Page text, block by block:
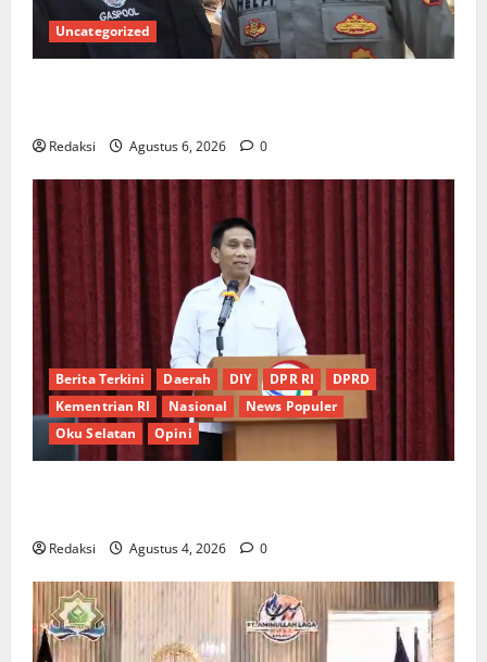
Uncategorized
Redaksi Agustus 6, 2026 0
Berita Terkini Daerah DIY DPR RI
DPRD
Kementrian RI
Nasional
News Populer
Oku Selatan
Opini
Redaksi Agustus 4, 2026 0